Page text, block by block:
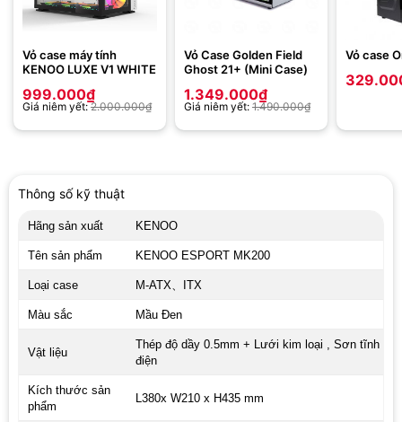
Vỏ case máy tính
KENOO LUXE V1 WHITE
999.000₫
Giá niêm yết:2.000.000₫
Vỏ Case Golden Field
Ghost 21+ (Mini Case)
1.349.000₫
Giá niêm yết: 1.490.000₫
Vỏ case
Thông số kỹ thuật
Hãng sản xuất KENOO
Tên sản phẩm KENOO ESPORT MK200
Loại case M-ATX、ITX
Màu sắc Mầu Đen
Vật liệu
Thép độ dầy 0.5mm + Lưới kim loại , Sơn tĩnh
điện
Kích thước sản
phẩm
L380x W210 x H435 mm